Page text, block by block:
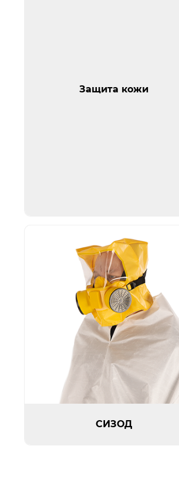
Защита кожи
Открыть
СИЗОД